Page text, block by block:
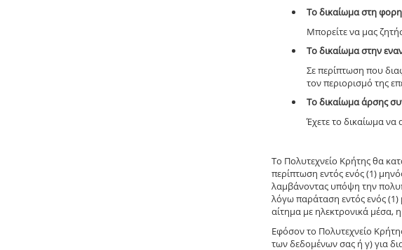
Το δικαίωμα στη
Μπορείτε να μας
Το δικαίωμα στην
Σε περίπτωση που
τον περιορισμό της
Το δικαίωμα άρσης
Έχετε το δικαίωμα
Το Πολυτεχνείο Κρήτης θα
περίπτωση εντός ενός (1)
λαμβάνοντας υπόψη την
λόγω παράταση εντός ενός (1)
αίτημα με ηλεκτρονικά μέσα,
Εφόσον το Πολυτεχνείο
των δεδομένων σας ή γ) για